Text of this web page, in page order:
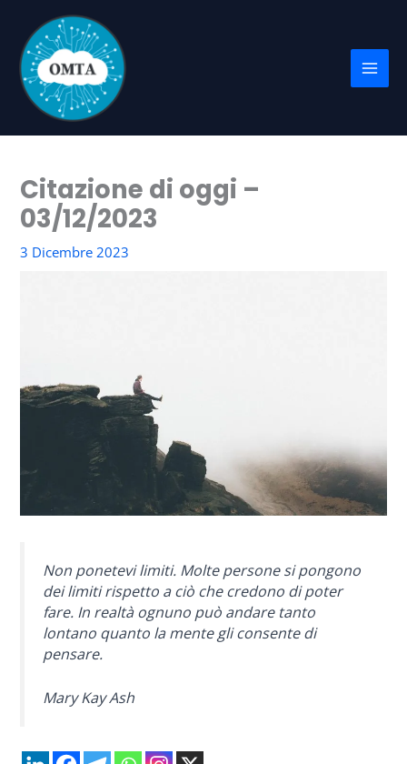
contenuto
Citazione di oggi –
03/12/2023
3 Dicembre 2023
Non ponetevi limiti. Molte persone si pongono
dei limiti rispetto a ciò che credono di poter
fare. In realtà ognuno può andare tanto
lontano quanto la mente gli consente di
pensare.
Mary Kay Ash